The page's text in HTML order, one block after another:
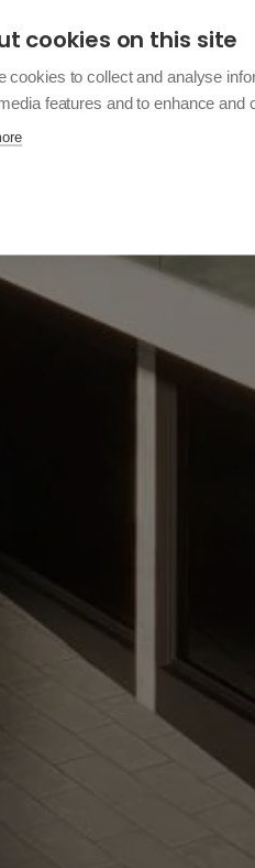
cookies on this site
cookies to collect and analyse
features and to enhance